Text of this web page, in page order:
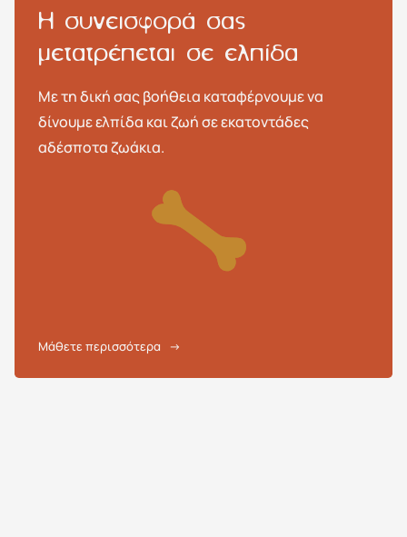
H συνεισφορά σας
μετατρέπεται σε ελπίδα
Με τη δική σας βοήθεια καταφέρνουμε να
δίνουμε ελπίδα και ζωή σε εκατοντάδες
αδέσποτα ζωάκια.
Μάθετε περισσότερα →